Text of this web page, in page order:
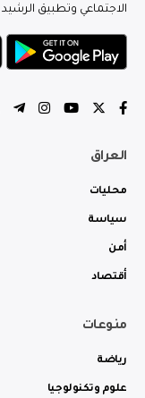
الاجتماعي وتطبيق الرشيد
العراق
محليات
سياسة
أمن
أقتصاد
منوعات
رياضة
علوم وتكنولوجيا